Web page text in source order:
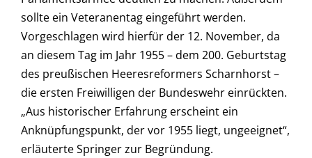
sollte ein Veteranentag eingeführt werden.
Vorgeschlagen wird hierfür der 12. November, da
an diesem Tag im Jahr 1955 – dem 200. Geburtstag
des preußischen Heeresreformers Scharnhorst –
die ersten Freiwilligen der Bundeswehr einrückten.
„Aus historischer Erfahrung erscheint ein
Anknüpfungspunkt, der vor 1955 liegt, ungeeignet“,
erläuterte Springer zur Begründung.